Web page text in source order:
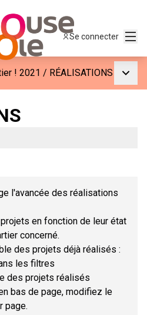
Se connecter
! 2021 / RÉALISATIONS
l'avancée des réalisations
en fonction de leur état
concerné.
des projets déjà réalisés :
les filtres
des projets réalisés
bas de page, modifiez le
page.